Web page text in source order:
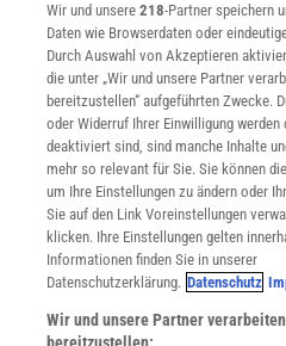
Sprachen lernen mit Gymglish
Lexika
Für Spektrum schreiben
Zugänglichkeitserklärung
WEBSEITEN
KielSCN
Wissenschaft in die Schulen
SciLogs
Uns finden Sie auch hier:
Wir und unsere218-Partner speichern
Daten wie Browserdaten oder
Durch Auswahl von Akzeptieren
die unter „Wir und unsere Partner
bereitzustellen“ aufgeführten Zwecke.
oder Widerruf Ihrer Einwilligung
deaktiviert sind, sind manche Inhalte
mehr so relevant für Sie. Sie können
um Ihre Einstellungen zu ändern oder
Sie auf den Link Voreinstellungen
klicken. Ihre Einstellungen gelten
Informationen finden Sie in unserer
Datenschutzerklärung. Datenschutz
Wir und unsere Partner